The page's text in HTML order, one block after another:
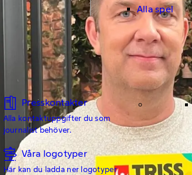
Alla spel
Presskontakter
Alla kontaktuppgifter du som
journalist behöver.
Våra logotyper
Här kan du ladda ner logotyper